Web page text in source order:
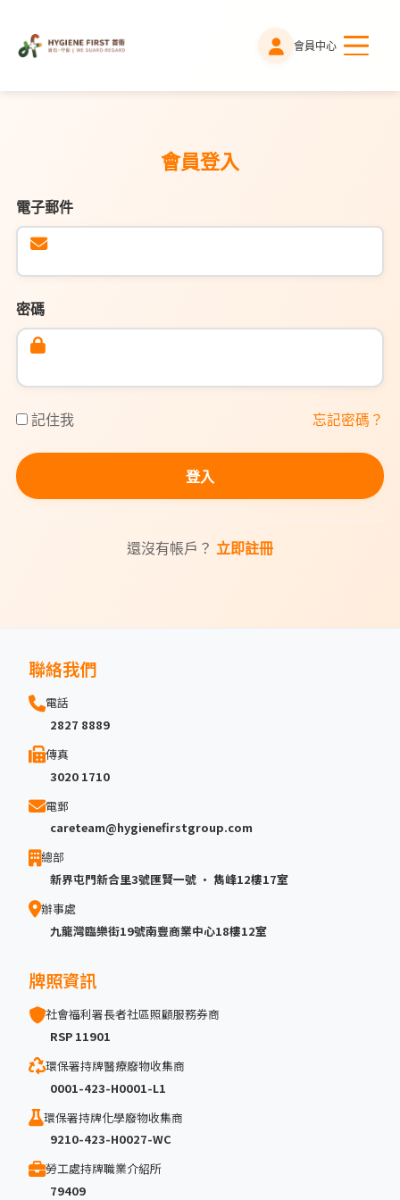
會員中心
會員登入
電子郵件
密碼
記住我 忘記密碼？
登入
還沒有帳戶？ 立即註冊
聯絡我們
電話
2827 8889
傳真
3020 1710
電郵
careteam@hygienefirstgroup.com
總部
新界屯門新合里3號匯賢一號 · 雋峰12樓17室
辦事處
九龍灣臨樂街19號南豐商業中心18樓12室
牌照資訊
社會福利署長者社區照顧服務券商
RSP 11901
環保署持牌醫療廢物收集商
0001-423-H0001-L1
環保署持牌化學廢物收集商
9210-423-H0027-WC
勞工處持牌職業介紹所
79409